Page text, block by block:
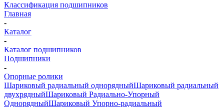
Классификация подшипников
Главная
-
Каталог
-
Каталог подшипников
Подшипники
-
Опорные ролики
Шариковый радиальный однорядныйШариковый радиальный
двухрядныйШариковый Радиально-Упорный
ОднорядныйШариковый Упорно-радиальный